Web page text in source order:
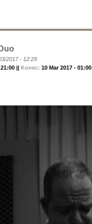
2017 - 12:29
|| Konec: 10 Mar 2017 - 01:00